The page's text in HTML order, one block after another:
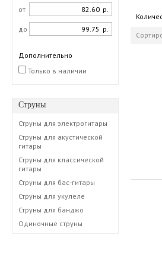
от
р.
до р.
Дополнительно
Только в наличии
Струны
Струны для электрогитары
Струны для акустической
гитары
Струны для классической
гитары
Струны для бас-гитары
Струны для укулеле
Струны для банджо
Одиночные струны